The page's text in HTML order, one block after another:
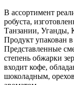
В ассортимент
робуста,
Танзании, Уганды,
Продукт упакован
Представленные
степень обжарки
входит кофе,
шоколадным,